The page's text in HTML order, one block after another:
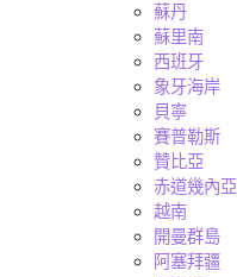
蘇丹
蘇里南
西班牙
象牙海岸
貝寧
賽普勒斯
贊比亞
赤道幾內亞
越南
開曼群島
阿塞拜疆